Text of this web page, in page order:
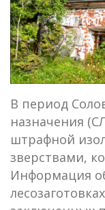
В период
назначения
штрафной
зверствами,
Информация